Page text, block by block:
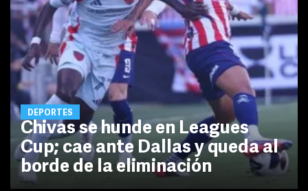
DEPORTES
Chivas se hunde en Leagues
Cup; cae ante Dallas y queda al
borde de la eliminación